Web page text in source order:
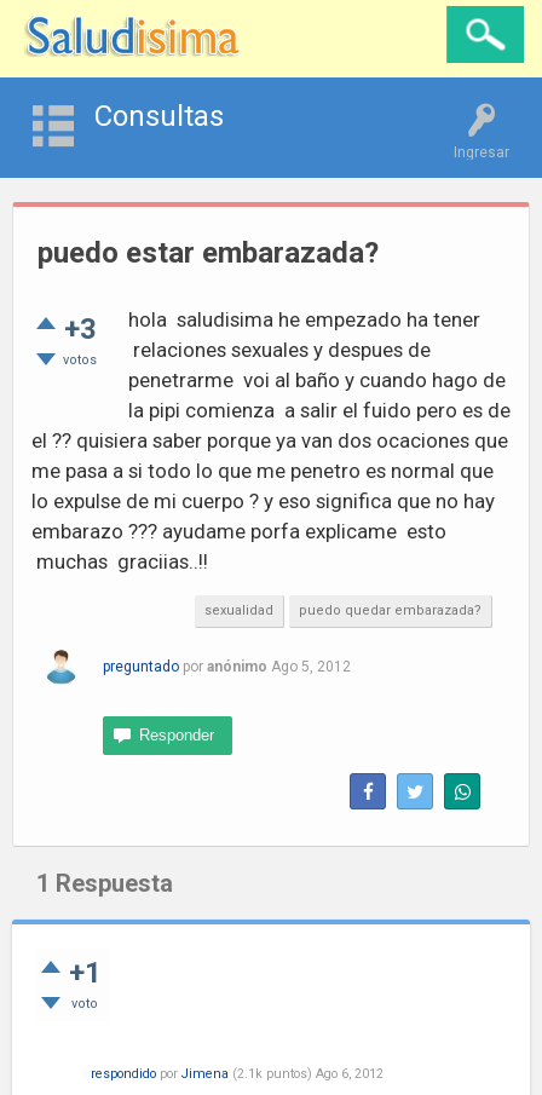
Ingresar
Consultas
puedo estar embarazada?
+3
votos
hola saludisima he empezado ha tener
relaciones sexuales y despues de
penetrarme voi al baño y cuando hago de
la pipi comienza a salir el fuido pero es de
el ?? quisiera saber porque ya van dos ocaciones que
me pasa a si todo lo que me penetro es normal que
lo expulse de mi cuerpo ? y eso significa que no hay
embarazo ??? ayudame porfa explicame esto
muchas graciias..!!
sexualidad puedo quedar embarazada?
preguntado por anónimo Ago 5, 2012
1 Respuesta
+1
voto
respondido por Jimena (2.1k puntos) Ago 6, 2012